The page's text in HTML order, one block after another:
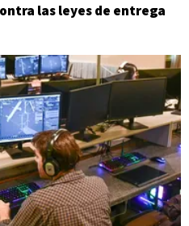
las leyes de entrega